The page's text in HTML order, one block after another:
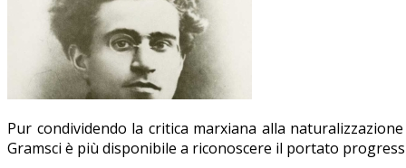
Pur condividendo la critica marxiana alla
Gramsci è più disponibile a riconoscere il portato